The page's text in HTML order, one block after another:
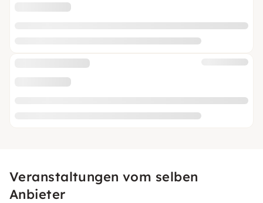
Veranstaltungen vom selben
Anbieter